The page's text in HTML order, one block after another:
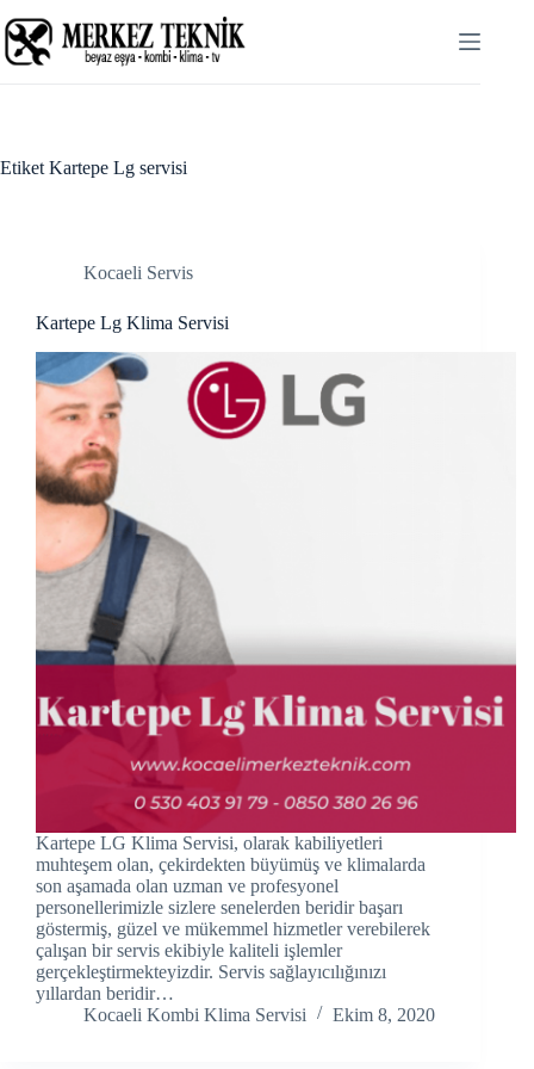
panel
panel
panel
panel
panel
panel
panel
panel
Panel
panel
panel
panel
Panel
to
content
Etiket Kartepe Lg servisi
Kocaeli Servis
Kartepe Lg Klima Servisi
Kartepe LG Klima Servisi, olarak kabiliyetleri
muhteşem olan, çekirdekten büyümüş ve klimalarda
son aşamada olan uzman ve profesyonel
personellerimizle sizlere senelerden beridir başarı
göstermiş, güzel ve mükemmel hizmetler verebilerek
çalışan bir servis ekibiyle kaliteli işlemler
gerçekleştirmekteyizdir. Servis sağlayıcılığınızı
yıllardan beridir…
Kocaeli Kombi Klima Servisi
Ekim 8, 2020